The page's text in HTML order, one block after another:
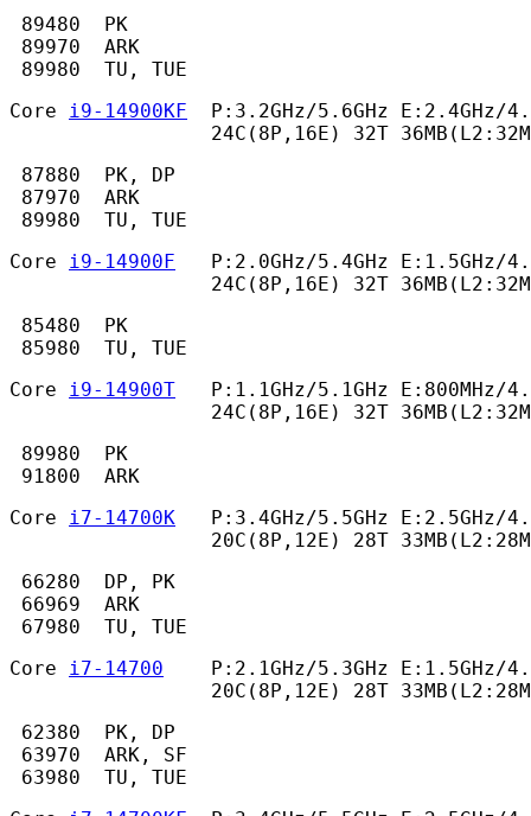
89480  PK
89970  ARK
89980  TU, TUE
Core i9-14900KF
P:3.2GHz/5.6GHz E:2.4GHz/
24C(8P,16E) 32T
87880  PK, DP
87970  ARK
89980  TU, TUE
Core i9-14900F
P:2.0GHz/5.4GHz E:1.5GHz/
24C(8P,16E) 32T
85480  PK
85980  TU, TUE
Core i9-14900T
P:1.1GHz/5.1GHz E:800MHz/
24C(8P,16E) 32T
89980  PK
91800  ARK
Core i7-14700K
P:3.4GHz/5.5GHz E:2.5GHz/
20C(8P,12E) 28T
66280  DP, PK
66969  ARK
67980  TU, TUE
Core i7-14700
P:2.1GHz/5.3GHz E:1.5GHz/
20C(8P,12E) 28T
62380  PK, DP
63970  ARK, SF
63980  TU, TUE